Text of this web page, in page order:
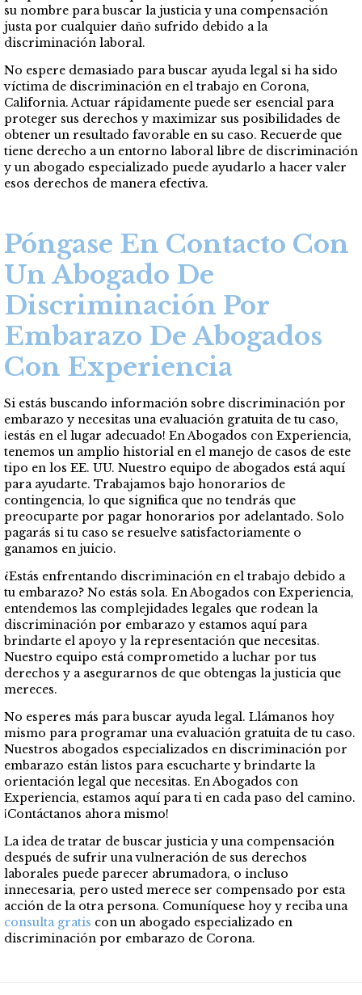
su nombre para buscar la justicia y una compensación
justa por cualquier daño sufrido debido a la
discriminación laboral.
No espere demasiado para buscar ayuda legal si ha sido
víctima de discriminación en el trabajo en Corona,
California. Actuar rápidamente puede ser esencial para
proteger sus derechos y maximizar sus posibilidades de
obtener un resultado favorable en su caso. Recuerde que
tiene derecho a un entorno laboral libre de discriminación
y un abogado especializado puede ayudarlo a hacer valer
esos derechos de manera efectiva.
Póngase En Contacto Con
Un Abogado De
Discriminación Por
Embarazo De Abogados
Con Experiencia
Si estás buscando información sobre discriminación por
embarazo y necesitas una evaluación gratuita de tu caso,
¡estás en el lugar adecuado! En Abogados con Experiencia,
tenemos un amplio historial en el manejo de casos de este
tipo en los EE. UU. Nuestro equipo de abogados está aquí
para ayudarte. Trabajamos bajo honorarios de
contingencia, lo que significa que no tendrás que
preocuparte por pagar honorarios por adelantado. Solo
pagarás si tu caso se resuelve satisfactoriamente o
ganamos en juicio.
¿Estás enfrentando discriminación en el trabajo debido a
tu embarazo? No estás sola. En Abogados con Experiencia,
entendemos las complejidades legales que rodean la
discriminación por embarazo y estamos aquí para
brindarte el apoyo y la representación que necesitas.
Nuestro equipo está comprometido a luchar por tus
derechos y a asegurarnos de que obtengas la justicia que
mereces.
No esperes más para buscar ayuda legal. Llámanos hoy
mismo para programar una evaluación gratuita de tu caso.
Nuestros abogados especializados en discriminación por
embarazo están listos para escucharte y brindarte la
orientación legal que necesitas. En Abogados con
Experiencia, estamos aquí para ti en cada paso del camino.
¡Contáctanos ahora mismo!
La idea de tratar de buscar justicia y una compensación
después de sufrir una vulneración de sus derechos
laborales puede parecer abrumadora, o incluso
innecesaria, pero usted merece ser compensado por esta
acción de la otra persona. Comuníquese hoy y reciba una
consulta gratis con un abogado especializado en
discriminación por embarazo de Corona.